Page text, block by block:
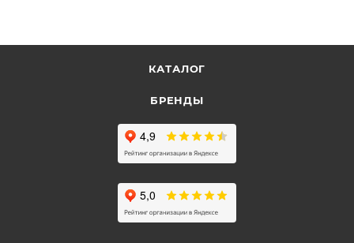
КАТАЛОГ
БРЕНДЫ